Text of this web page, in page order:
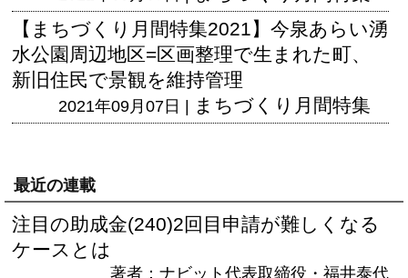
【まちづくり月間特集2021】今泉あらい湧
水公園周辺地区=区画整理で生まれた町、
新旧住民で景観を維持管理
2021年09月07日 | まちづくり月間特集
最近の連載
注目の助成金(240)2回目申請が難しくなる
ケースとは
著者：ナビット代表取締役・福井泰代